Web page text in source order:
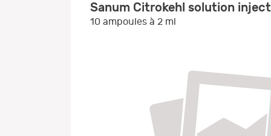
Sanum Citrokehl solution
10 ampoules à 2 ml